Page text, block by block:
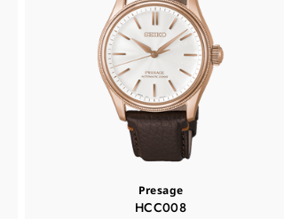
Presage
HCC008